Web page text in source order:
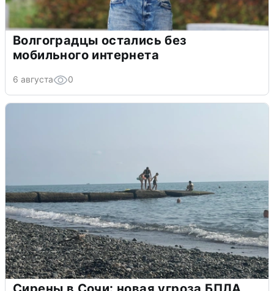
Волгоградцы остались без
мобильного интернета
6 августа 0